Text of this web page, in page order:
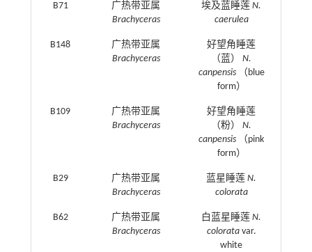
B71
广热带亚属
Brachyceras
埃及蓝睡莲N.
caerulea
B148
广热带亚属
Brachyceras
好望角睡莲
（蓝）N.
canpensis（blue
form）
B109
广热带亚属
Brachyceras
好望角睡莲
（粉）N.
canpensis （pink
form）
B29
广热带亚属
Brachyceras
蓝星睡莲N.
colorata
B62
广热带亚属
Brachyceras
白蓝星睡莲N.
coloratavar.
white